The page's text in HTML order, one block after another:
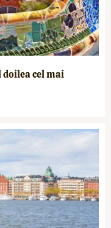
cel mai